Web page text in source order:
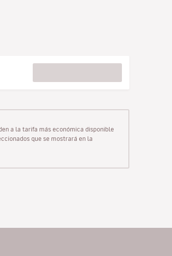
a la tarifa más económica disponible
que se mostrará en la